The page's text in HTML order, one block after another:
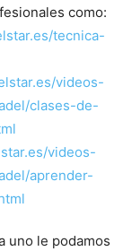
como:
tecnica-
videos-
clases-de-
videos-
aprender-
uno le podamos